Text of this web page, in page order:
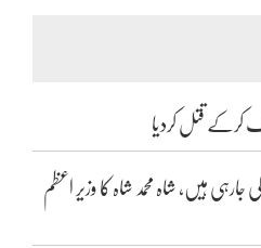
کرکے قتل کردیا
جارہی ہیں، شاہ محمد شاہ کا وزیر اعظم